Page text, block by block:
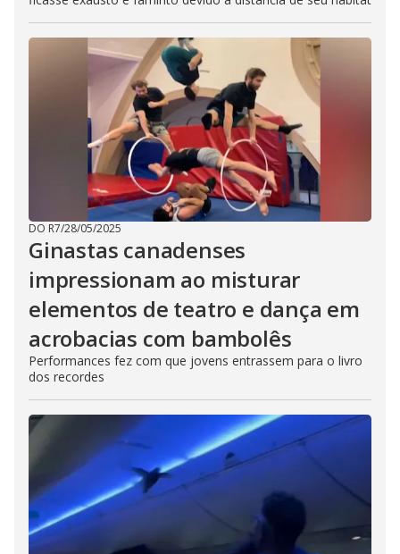
DO R7/28/05/2025
Ginastas canadenses
impressionam ao misturar
elementos de teatro e dança em
acrobacias com bambolês
Performances fez com que jovens entrassem para o livro
dos recordes